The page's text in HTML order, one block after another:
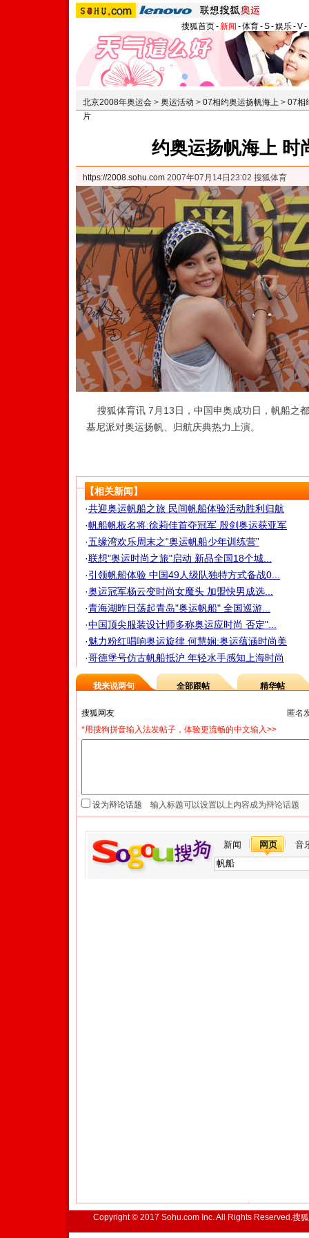
搜狐首页-新闻 -体育-S-娱乐-V-
北京2008年奥运会 > 奥运活动 > 07相约奥运扬帆海上 > 07相
片
约奥运扬帆海上 时
https://2008.sohu.com 2007年07月14日23:02 搜狐体育
搜狐体育讯 7月13日，中国申奥成功日，帆船之
基尼派对奥运扬帆、归航庆典热力上演。
【相关新闻】
·共迎奥运帆船之旅 民间帆船体验活动胜利归航
·帆船帆板名将:徐莉佳首夺冠军 殷剑奥运获亚军
·五缘湾欢乐周末之“奥运帆船少年训练营”
·联想"奥运时尚之旅"启动 新品全国18个城...
·引领帆船体验 中国49人级队独特方式备战0...
·奥运冠军杨云变时尚女魔头 加盟快男成选...
·青海湖昨日荡起青岛"奥运帆船" 全国巡游...
·中国顶尖服装设计师多称奥运应时尚 否定"...
·魅力粉红唱响奥运旋律 何慧娴:奥运蕴涵时尚美
·哥德堡号仿古帆船抵沪 年轻水手感知上海时尚
我来说两句 全部跟帖 精华帖
匿名
*用搜狗拼音输入法发帖子，体验更流畅的中文输入>>
设为辩论话题
新闻 网页 音
Copyright © 2017 Sohu.com Inc. All Rights Reserved.搜